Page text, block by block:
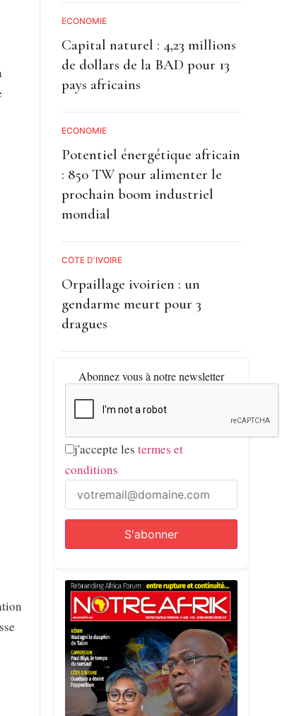
ECONOMIE
Capital naturel : 4,23 millions
de dollars de la BAD pour 13
pays africains
ECONOMIE
Potentiel énergétique africain
: 850 TW pour alimenter le
prochain boom industriel
mondial
CÔTE D'IVOIRE
Orpaillage ivoirien : un
gendarme meurt pour 3
dragues
Abonnez vous à notre newsletter
j'accepte les termes et
conditions